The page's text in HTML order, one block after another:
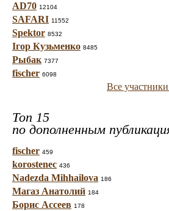
AD70 12104
SAFARI 11552
Spektor 8532
Ігор Кузьменко 8485
Рыбак 7377
fischer 6098
Все
Топ 15
по дополненным
fischer 459
korostenec 436
Nadezda Mihhailova 186
Магаз Анатолий 184
Борис Ассеев 178